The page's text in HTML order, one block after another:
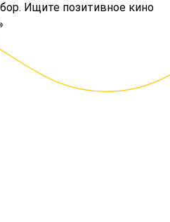
Ищите позитивное кино